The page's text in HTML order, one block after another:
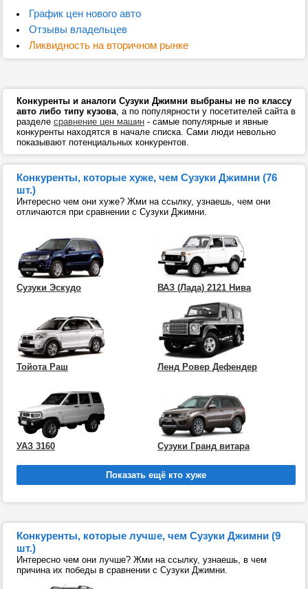
График цен нового авто
Отзывы владельцев
Ликвидность на вторичном рынке
Конкуренты и аналоги Сузуки Джимни выбраны не по классу
авто либо типу кузова, а по популярности у посетителей сайта в
разделе сравнение цен машин - самые популярные и явные
конкуренты находятся в начале списка. Сами люди невольно
показывают потенциальных конкурентов.
Конкуренты, которые хуже, чем Сузуки Джимни (76
шт.)
Интересно чем они хуже? Жми на ссылку, узнаешь, чем они
отличаются при сравнении с Сузуки Джимни.
Сузуки Эскудо ВАЗ (Лада) 2121 Нива
Тойота Раш Ленд Ровер Дефендер
УАЗ 3160 Сузуки Гранд витара
Конкуренты, которые лучше, чем Сузуки Джимни (9
шт.)
Интересно чем они лучше? Жми на ссылку, узнаешь, в чем
причина их победы в сравнении с Сузуки Джимни.